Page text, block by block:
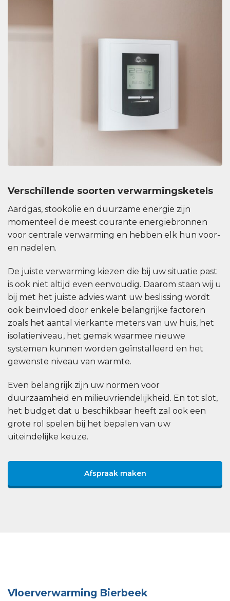
Verschillende soorten verwarmingsketels
Aardgas, stookolie en duurzame energie zijn
momenteel de meest courante energiebronnen
voor centrale verwarming en hebben elk hun voor-
en nadelen.
De juiste verwarming kiezen die bij uw situatie past
is ook niet altijd even eenvoudig. Daarom staan wij u
bij met het juiste advies want uw beslissing wordt
ook beïnvloed door enkele belangrijke factoren
zoals het aantal vierkante meters van uw huis, het
isolatieniveau, het gemak waarmee nieuwe
systemen kunnen worden geïnstalleerd en het
gewenste niveau van warmte.
Even belangrijk zijn uw normen voor
duurzaamheid en milieuvriendelijkheid. En tot slot,
het budget dat u beschikbaar heeft zal ook een
grote rol spelen bij het bepalen van uw
uiteindelijke keuze.
Afspraak maken
Vloerverwarming Bierbeek